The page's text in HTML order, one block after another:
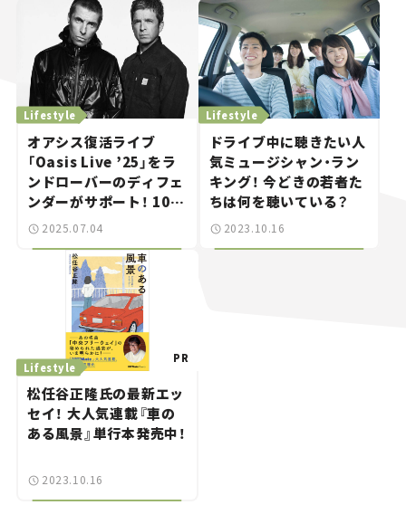
Lifestyle
オアシス復活ライブ
「Oasis Live ’25」をラ
ンドローバーのディフェ
ンダーがサポート！ 10月
に日本公演も！
2025.07.04
Lifestyle
ドライブ中に聴きたい人
気ミュージシャン・ラン
キング！ 今どきの若者た
ちは何を聴いている？
2023.10.16
Lifestyle
松任谷正隆氏の最新エッ
セイ！ 大人気連載『車の
ある風景』単行本発売中！
2023.10.16